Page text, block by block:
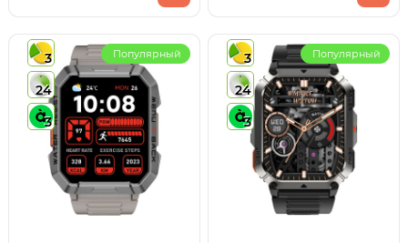
3
24
3
Популярный
3
24
3
Популярный